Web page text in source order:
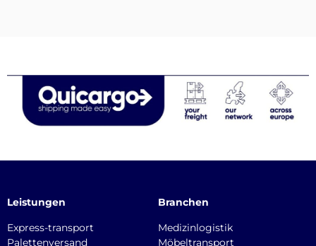
Leistungen
Express-transport
Palettenversand
Branchen
Medizinlogistik
Möbeltransport